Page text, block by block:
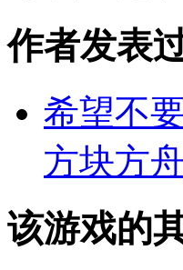
作者发表
希望不
方块方
该游戏的